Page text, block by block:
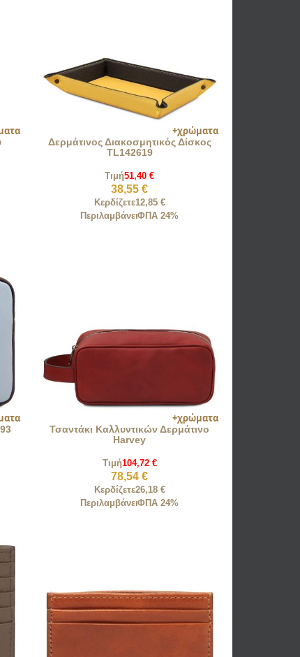
Δερμάτινος Διακοσμητικός Δίσκος
TL142619
Τιμή51,40 €
38,55 €
Κερδίζετε12,85 €
ΠεριλαμβάνειΦΠΑ 24%
Τσαντάκι Καλλυντικών Δερμάτινο
Harvey
Τιμή104,72 €
78,54 €
Κερδίζετε26,18 €
ΠεριλαμβάνειΦΠΑ 24%